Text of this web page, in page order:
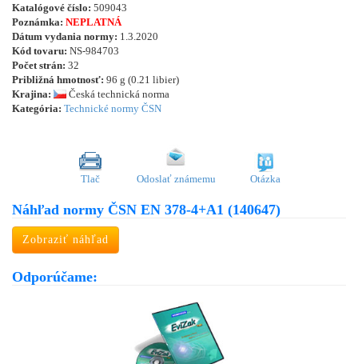
Katalógové číslo: 509043
Poznámka: NEPLATNÁ
Dátum vydania normy: 1.3.2020
Kód tovaru: NS-984703
Počet strán: 32
Približná hmotnosť: 96 g (0.21 libier)
Krajina:
Česká technická norma
Kategória: Technické normy ČSN
Tlač Odoslať známemu Otázka
Náhľad normy ČSN EN 378-4+A1 (140647)
Zobraziť náhľad
Odporúčame: